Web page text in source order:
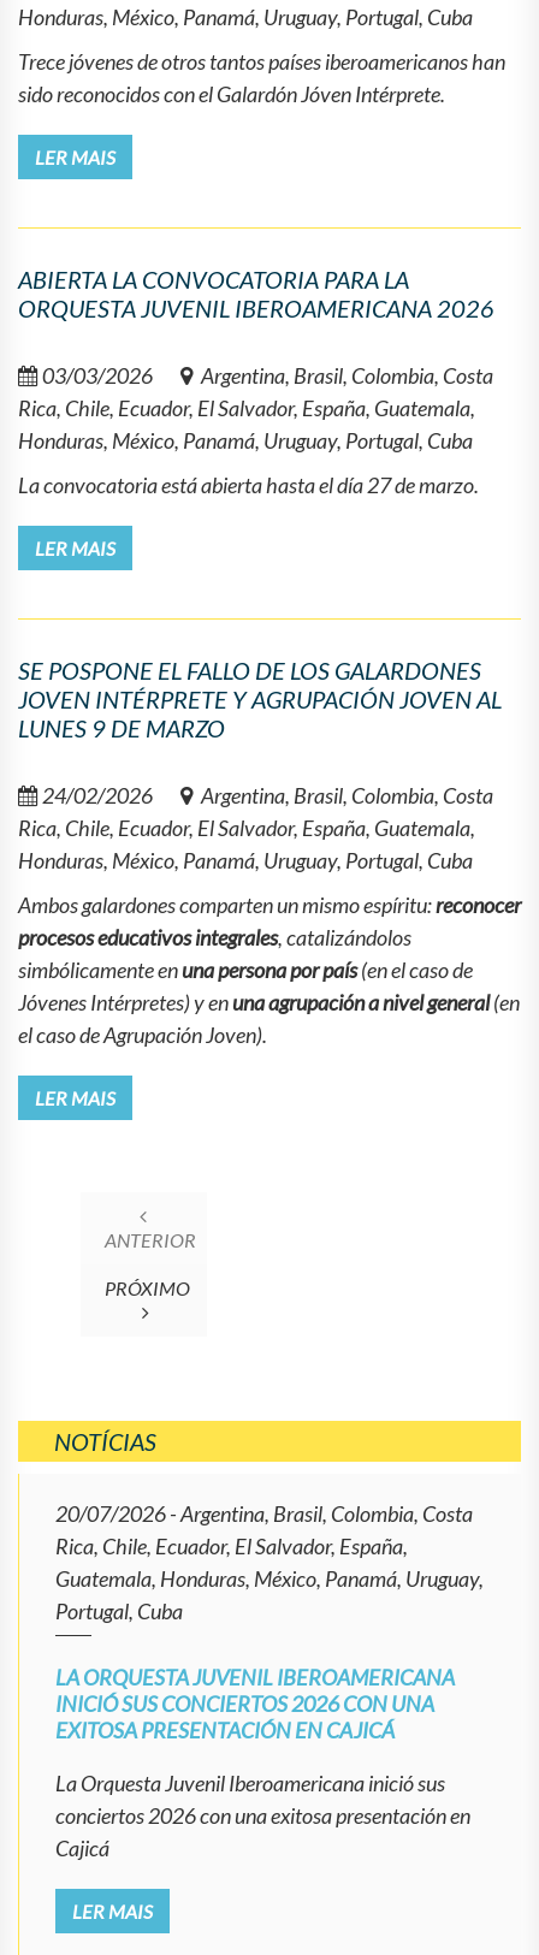
Honduras, México, Panamá, Uruguay, Portugal, Cuba
Trece jóvenes de otros tantos países iberoamericanos han
sido reconocidos con el Galardón Jóven Intérprete.
LER MAIS
ABIERTA LA CONVOCATORIA PARA LA
ORQUESTA JUVENIL IBEROAMERICANA 2026
03/03/2026
Argentina, Brasil, Colombia, Costa
Rica, Chile, Ecuador, El Salvador, España, Guatemala,
Honduras, México, Panamá, Uruguay, Portugal, Cuba
La convocatoria está abierta hasta el día 27 de marzo.
LER MAIS
SE POSPONE EL FALLO DE LOS GALARDONES
JOVEN INTÉRPRETE Y AGRUPACIÓN JOVEN AL
LUNES 9 DE MARZO
24/02/2026
Argentina, Brasil, Colombia, Costa
Rica, Chile, Ecuador, El Salvador, España, Guatemala,
Honduras, México, Panamá, Uruguay, Portugal, Cuba
Ambos galardones comparten un mismo espíritu:reconocer
procesos educativos integrales, catalizándolos
simbólicamente enuna persona por país(en el caso de
Jóvenes Intérpretes) y enuna agrupación a nivel general(en
el caso de Agrupación Joven).
LER MAIS
ANTERIOR
PRÓXIMO
NOTÍCIAS
20/07/2026- Argentina, Brasil, Colombia, Costa
Rica, Chile, Ecuador, El Salvador, España,
Guatemala, Honduras, México, Panamá, Uruguay,
Portugal, Cuba
LA ORQUESTA JUVENIL IBEROAMERICANA
INICIÓ SUS CONCIERTOS 2026 CON UNA
EXITOSA PRESENTACIÓN EN CAJICÁ
La Orquesta Juvenil Iberoamericana inició sus
conciertos 2026 con una exitosa presentación en
Cajicá
LER MAIS